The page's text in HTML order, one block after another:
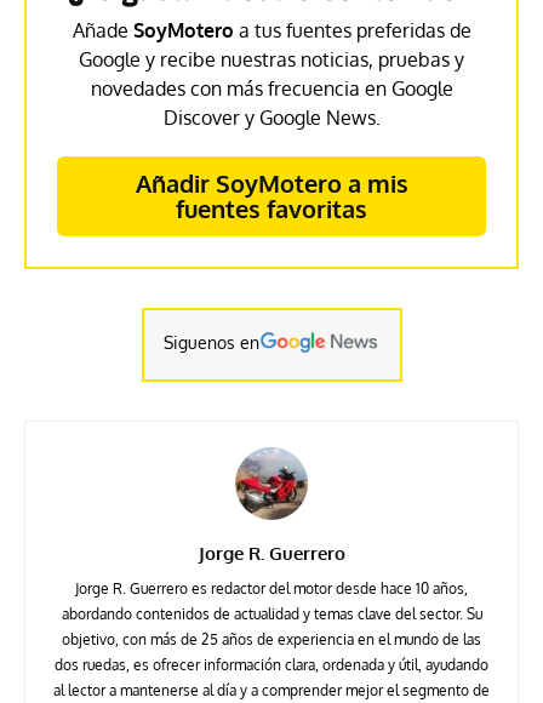
Añade SoyMotero a tus fuentes preferidas de
Google y recibe nuestras noticias, pruebas y
novedades con más frecuencia en Google
Discover y Google News.
Añadir SoyMotero a mis
fuentes favoritas
Siguenos en
Jorge R. Guerrero
Jorge R. Guerrero es redactor del motor desde hace 10 años,
abordando contenidos de actualidad y temas clave del sector. Su
objetivo, con más de 25 años de experiencia en el mundo de las
dos ruedas, es ofrecer información clara, ordenada y útil, ayudando
al lector a mantenerse al día y a comprender mejor el segmento de